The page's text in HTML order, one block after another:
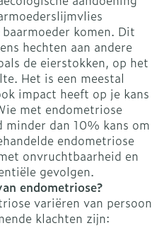
komen. Dit
hechten aan andere
de eierstokken, op het
Het is een meestal
impact heeft op je kans
met endometriose
minder dan 10% kans om
endometriose
onvruchtbaarheid en
gevolgen.
endometriose?
variëren van persoon
klachten zijn: